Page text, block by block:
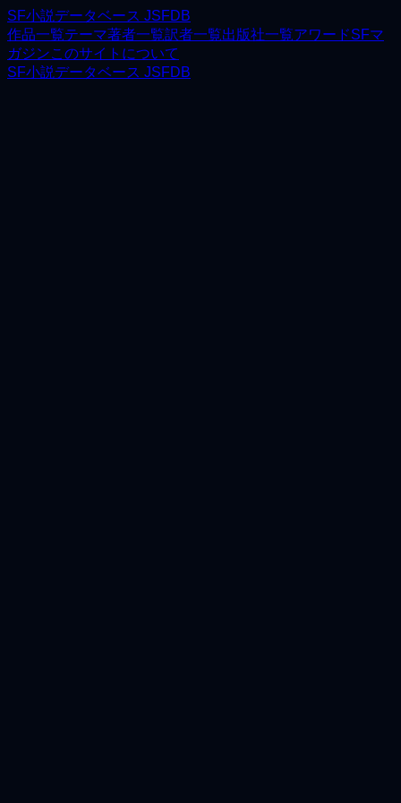
SF小説データベース JSFDB
作品一覧テーマ著者一覧訳者一覧出版社一覧アワードSFマ
ガジンこのサイトについて
SF小説データベース JSFDB